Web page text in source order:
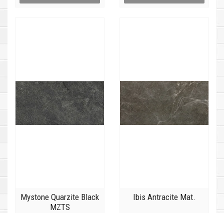
Mystone Quarzite Black
MZTS
Ibis Antracite Mat.